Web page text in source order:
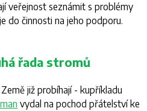
veřejnost seznámit s problémy
do činnosti na jeho podporu.
řada stromů
již probíhají - kupříkladu
vydal na pochod přátelství ke